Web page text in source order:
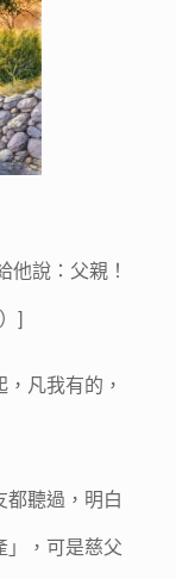
他說：父親！
]
凡我有的，
都聽過，明白
」，可是慈父